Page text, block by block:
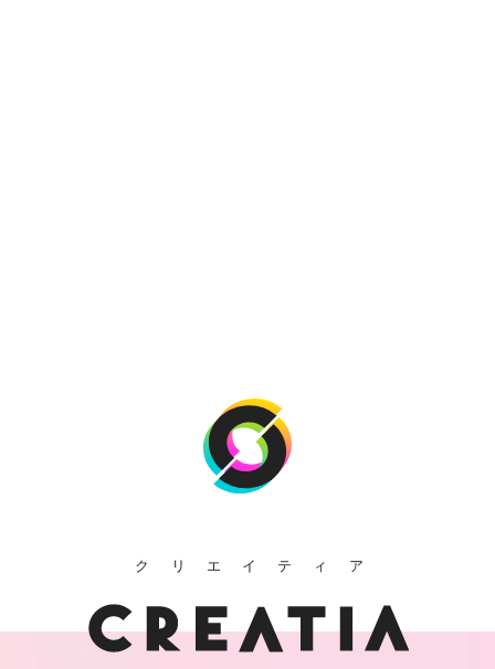
クリエイティア